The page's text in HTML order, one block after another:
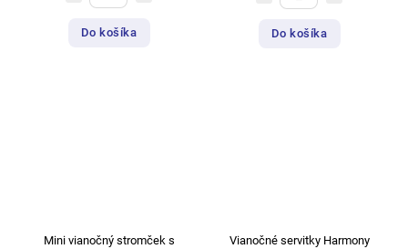
Do košíka Do košíka
Mini vianočný stromček s
Vianočné servitky Harmony